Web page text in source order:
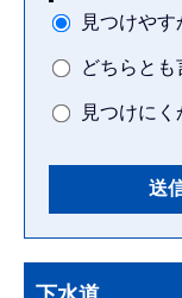
見つけやす
どちらとも
見つけにく
文